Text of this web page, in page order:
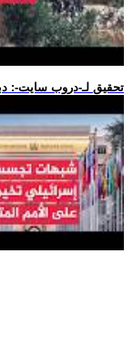
.. تحقيق لـ-دروب سايت-: